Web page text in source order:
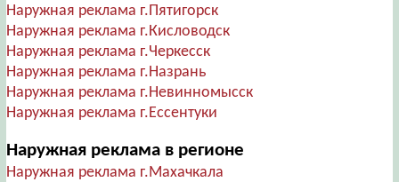
Наружная реклама г.Пятигорск
Наружная реклама г.Кисловодск
Наружная реклама г.Черкесск
Наружная реклама г.Назрань
Наружная реклама г.Невинномысск
Наружная реклама г.Ессентуки
Наружная реклама в регионе
Наружная реклама г.Махачкала